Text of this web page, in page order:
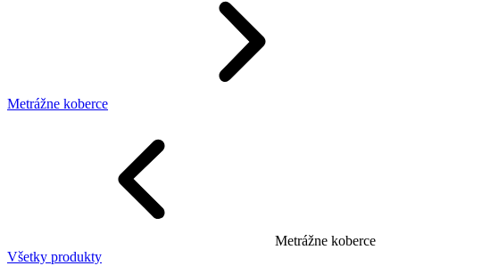
Metrážne koberce
Metrážne koberce
Všetky produkty